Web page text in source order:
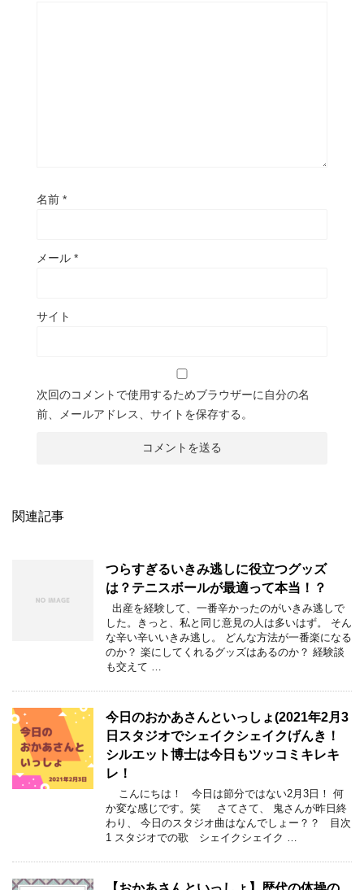
名前 *
メール *
サイト
次回のコメントで使用するためブラウザーに自分の名
前、メールアドレス、サイトを保存する。
関連記事
つらすぎるいきみ逃しに役立つグッズ
は？テニスボールが最適って本当！？
出産を経験して、一番辛かったのがいきみ逃しで
した。きっと、私と同じ意見の人は多いはず。 そん
な辛い辛いいきみ逃し。 どんな方法が一番楽になる
のか？ 楽にしてくれるグッズはあるのか？ 経験談
も交えて …
今日のおかあさんといっしょ(2021年2月3
日スタジオでシェイクシェイクげんき！
シルエット博士は今日もツッコミキレキ
レ！
こんにちは！ 今日は節分ではない2月3日！ 何
か変な感じです。笑 さてさて、 鬼さんが昨日終
わり、 今日のスタジオ曲はなんでしょー？？ 目次
1 スタジオでの歌 シェイクシェイク …